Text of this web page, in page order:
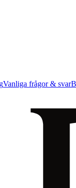
Vanliga frågor & svar